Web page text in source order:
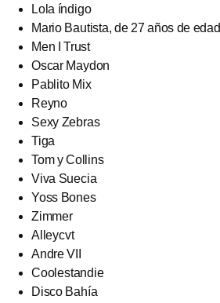
Lola índigo
Mario Bautista, de 27 años de edad
Men I Trust
Oscar Maydon
Pablito Mix
Reyno
Sexy Zebras
Tiga
Tom y Collins
Viva Suecia
Yoss Bones
Zimmer
Alleycvt
Andre VII
Coolestandie
Disco Bahía